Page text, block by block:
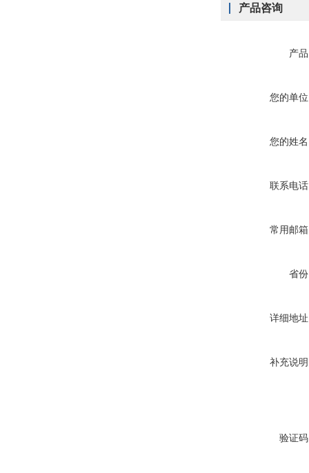
产品咨询
产
您的单
您的姓
联系电
常用邮
省
详细地
补充说
验证